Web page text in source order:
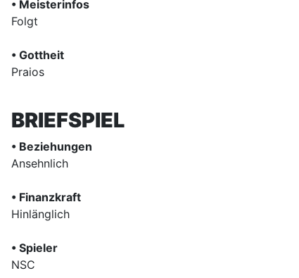
• Meisterinfos
Folgt
• Gottheit
Praios
BRIEFSPIEL
• Beziehungen
Ansehnlich
• Finanzkraft
Hinlänglich
• Spieler
NSC